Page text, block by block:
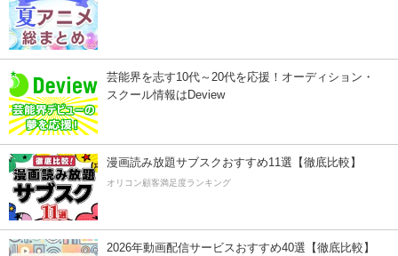
芸能界を志す10代～20代を応援！オーディション・
スクール情報はDeview
漫画読み放題サブスクおすすめ11選【徹底比較】
オリコン顧客満足度ランキング
2026年動画配信サービスおすすめ40選【徹底比較】